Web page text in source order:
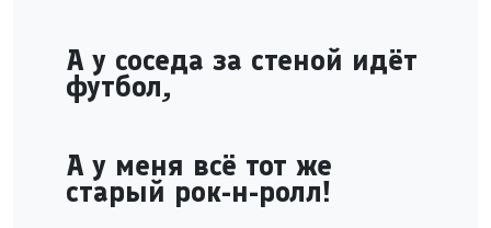
А у соседа за стеной идёт
футбол,
А у меня всё тот же
старый рок-н-ролл!